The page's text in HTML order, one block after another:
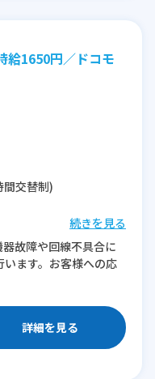
1650円／ドコモ
間交替制)
続きを見る
器故障や回線不具合に
ます。お客様への応
詳細を見る